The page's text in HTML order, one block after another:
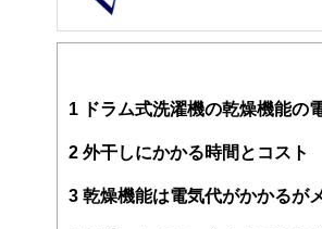
1 ドラム式洗濯機の乾燥機能の
2 外干しにかかる時間とコスト
3 乾燥機能は電気代がかかるが